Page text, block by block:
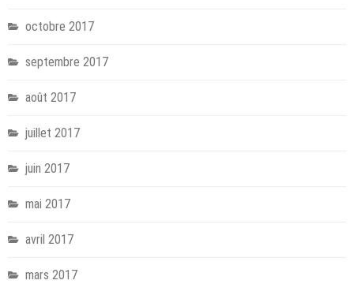
octobre 2017
septembre 2017
août 2017
juillet 2017
juin 2017
mai 2017
avril 2017
mars 2017